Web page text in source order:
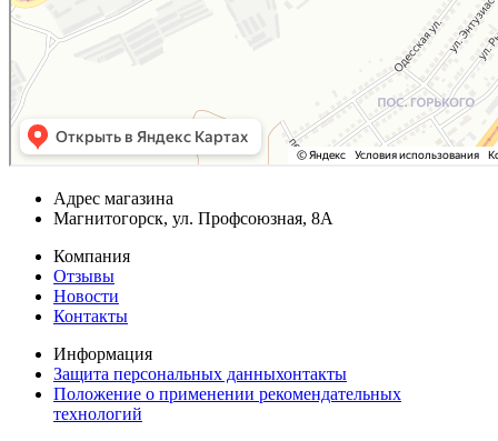
Адрес магазина
Магнитогорск, ул. Профсоюзная, 8А
Компания
Отзывы
Новости
Контакты
Информация
Защита персональных данныхонтакты
Положение о применении рекомендательных
технологий